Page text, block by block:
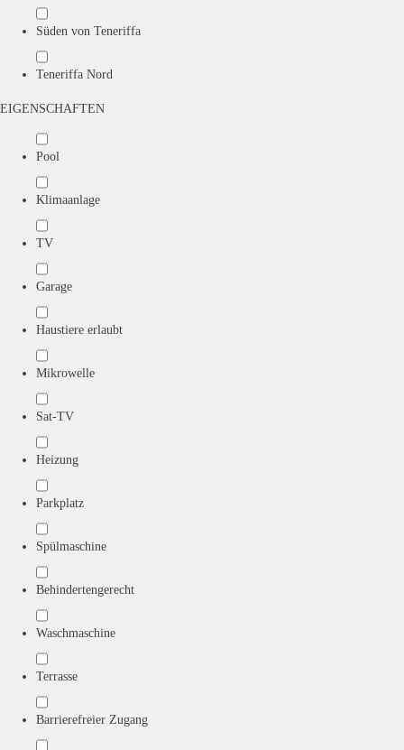
Süden von Teneriffa
Teneriffa Nord
EIGENSCHAFTEN
Pool
Klimaanlage
TV
Garage
Haustiere erlaubt
Mikrowelle
Sat-TV
Heizung
Parkplatz
Spülmaschine
Behindertengerecht
Waschmaschine
Terrasse
Barrierefreier Zugang